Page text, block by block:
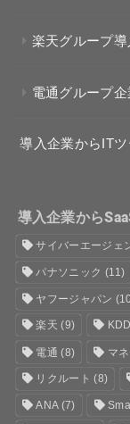
楽天グループ導
電通グループ
導入企業からIT
導入企業から
サイバーエージェ
パナソニック (11)
ヤフージャパン
楽天 (9) KDDI
電通 (8) マ
リクルート (8)
ANA(7)